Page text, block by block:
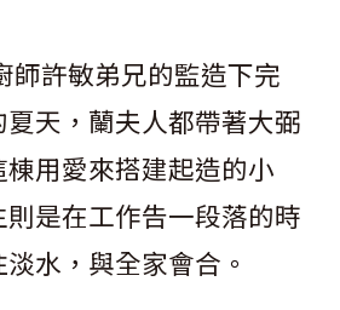
師許敏弟兄的監造下完
天，蘭夫人都帶著大弼
用愛來搭建起造的小
是在工作告一段落的時
水，與全家會合。